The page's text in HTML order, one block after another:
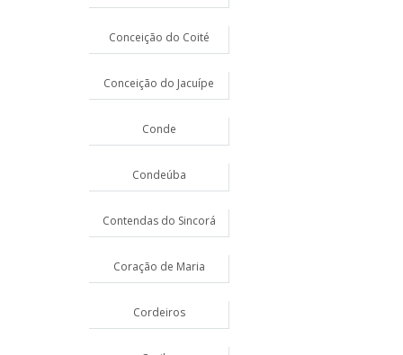
Conceição do Coité
Conceição do Jacuípe
Conde
Condeúba
Contendas do Sincorá
Coração de Maria
Cordeiros